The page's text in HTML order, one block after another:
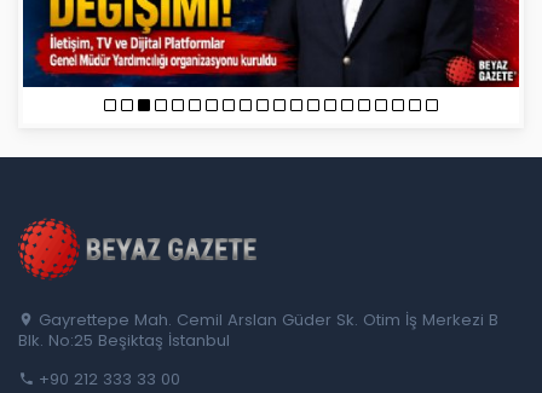
Gayrettepe Mah. Cemil Arslan Güder Sk. Otim İş Merkezi B
Blk. No:25 Beşiktaş İstanbul
+90 212 333 33 00